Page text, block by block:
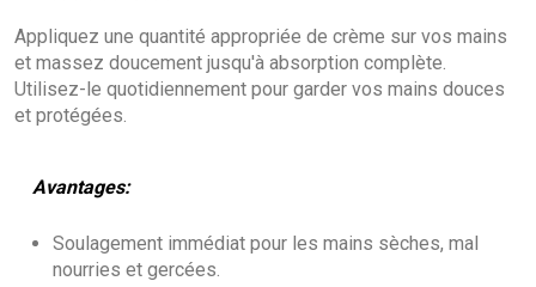
Appliquez une quantité appropriée de crème sur vos mains
et massez doucement jusqu'à absorption complète.
Utilisez-le quotidiennement pour garder vos mains douces
et protégées.
Avantages:
Soulagement immédiat pour les mains sèches, mal
nourries et gercées.